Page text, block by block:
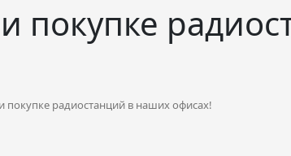
покупке
радиостанций в наших офисах!